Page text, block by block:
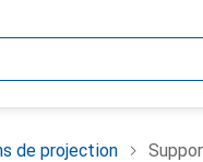
de projection